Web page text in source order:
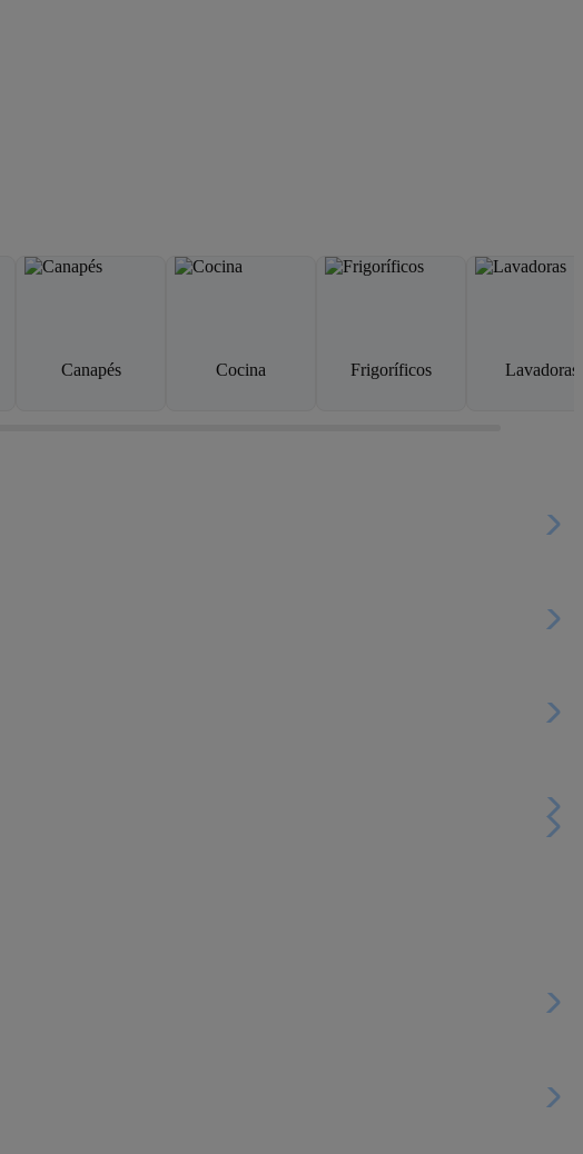
Canapés Cocina Frigoríficos Lavadoras